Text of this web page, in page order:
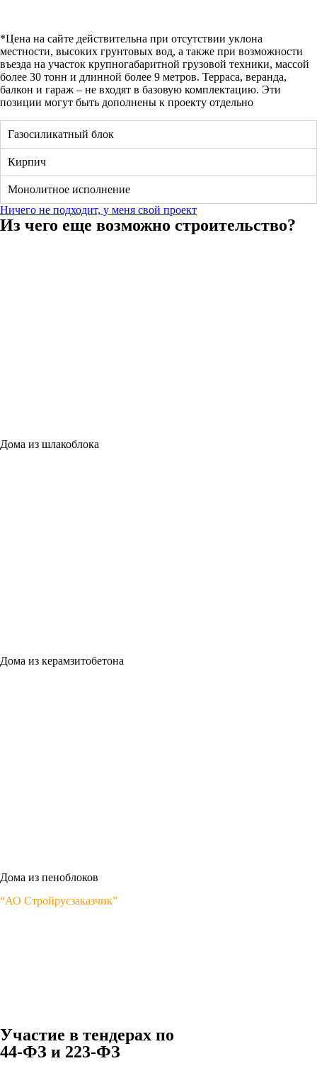
*Цена на сайте действительна при отсутствии уклона
местности, высоких грунтовых вод, а также при возможности
въезда на участок крупногабаритной грузовой техники, массой
более 30 тонн и длинной более 9 метров. Терраса, веранда,
балкон и гараж – не входят в базовую комплектацию. Эти
позиции могут быть дополнены к проекту отдельно
Газосиликатный блок
Кирпич
Монолитное исполнение
Ничего не подходит, у меня свой проект
Из чего еще возможно строительство?
Дома из шлакоблока
Дома из керамзитобетона
Дома из пеноблоков
“АО Стройрусзаказчик”
Участие в тендерах по
44-ФЗ и 223-ФЗ